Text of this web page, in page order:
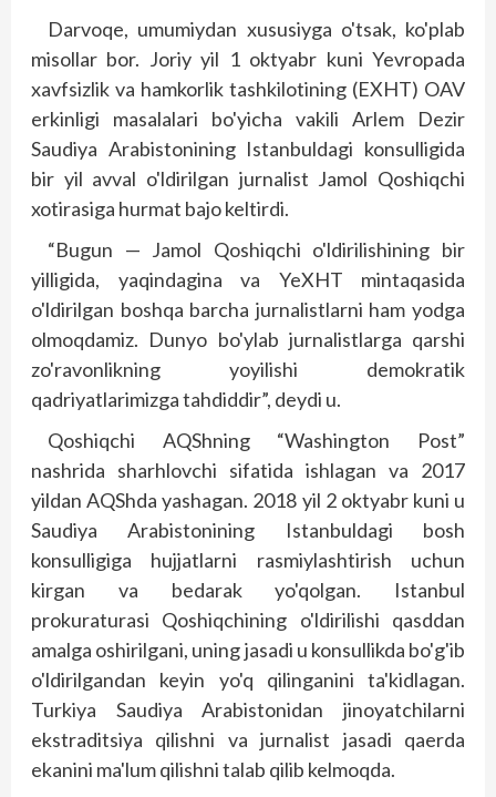
Darvoqe, umumiydan xususiyga o'tsak, ko'plab
misollar bor. Joriy yil 1 oktyabr kuni Yevropada
xavfsizlik va hamkorlik tashkilotining (EXHT) OAV
erkinligi masalalari bo'yicha vakili Arlem Dezir
Saudiya Arabistonining Istanbuldagi konsulligida
bir yil avval o'ldirilgan jurnalist Jamol Qoshiqchi
xotirasiga hurmat bajo keltirdi.
“Bugun — Jamol Qoshiqchi o'ldirilishining bir
yilligida, yaqindagina va YeXHT mintaqasida
o'ldirilgan boshqa barcha jurnalistlarni ham yodga
olmoqdamiz. Dunyo bo'ylab jurnalistlarga qarshi
zo'ravonlikning yoyilishi demokratik
qadriyatlarimizga tahdiddir”, deydi u.
Qoshiqchi AQShning “Washington Post”
nashrida sharhlovchi sifatida ishlagan va 2017
yildan AQShda yashagan. 2018 yil 2 oktyabr kuni u
Saudiya Arabistonining Istanbuldagi bosh
konsulligiga hujjatlarni rasmiylashtirish uchun
kirgan va bedarak yo'qolgan. Istanbul
prokuraturasi Qoshiqchining o'ldirilishi qasddan
amalga oshirilgani, uning jasadi u konsullikda bo'g'ib
o'ldirilgandan keyin yo'q qilinganini ta'kidlagan.
Turkiya Saudiya Arabistonidan jinoyatchilarni
ekstraditsiya qilishni va jurnalist jasadi qaerda
ekanini ma'lum qilishni talab qilib kelmoqda.